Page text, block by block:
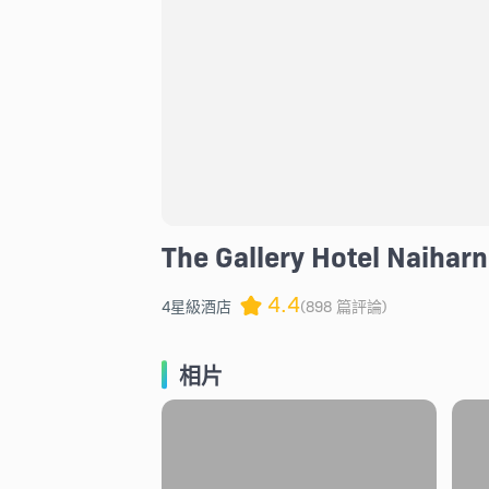
The Gallery Hotel
4星級酒店 4.4(898 篇評論)
相片